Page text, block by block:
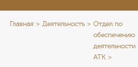
ПРЕСС-ЦЕНТР
Главная Деятельность
Отдел по
обеспечению
деятельности
АТК